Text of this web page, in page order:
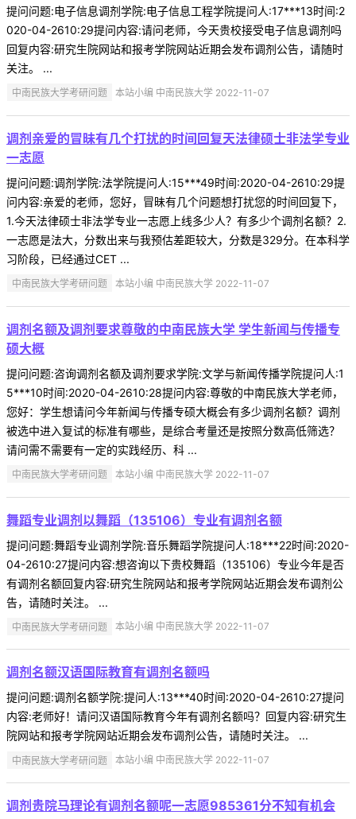
提问问题:电子信息调剂学院:电子信息工程学院提问人:17***13时间:2
020-04-2610:29提问内容:请问老师，今天贵校接受电子信息调剂吗
回复内容:研究生院网站和报考学院网站近期会发布调剂公告，请随时
关注。 ...
中南民族大学考研问题 本站小编 中南民族大学 2022-11-07
调剂亲爱的冒昧有几个打扰的时间回复天法律硕士非法学专业
一志愿
提问问题:调剂学院:法学院提问人:15***49时间:2020-04-2610:29提
问内容:亲爱的老师，您好，冒昧有几个问题想打扰您的时间回复下，
1.今天法律硕士非法学专业一志愿上线多少人？有多少个调剂名额？2.
一志愿是法大，分数出来与我预估差距较大，分数是329分。在本科学
习阶段，已经通过CET ...
中南民族大学考研问题 本站小编 中南民族大学 2022-11-07
调剂名额及调剂要求尊敬的中南民族大学 学生新闻与传播专
硕大概
提问问题:咨询调剂名额及调剂要求学院:文学与新闻传播学院提问人:1
5***10时间:2020-04-2610:28提问内容:尊敬的中南民族大学老师，
您好：学生想请问今年新闻与传播专硕大概会有多少调剂名额？调剂
被选中进入复试的标准有哪些，是综合考量还是按照分数高低筛选？
请问需不需要有一定的实践经历、科 ...
中南民族大学考研问题 本站小编 中南民族大学 2022-11-07
舞蹈专业调剂以舞蹈（135106）专业有调剂名额
提问问题:舞蹈专业调剂学院:音乐舞蹈学院提问人:18***22时间:2020-
04-2610:27提问内容:想咨询以下贵校舞蹈（135106）专业今年是否
有调剂名额回复内容:研究生院网站和报考学院网站近期会发布调剂公
告，请随时关注。 ...
中南民族大学考研问题 本站小编 中南民族大学 2022-11-07
调剂名额汉语国际教育有调剂名额吗
提问问题:调剂名额学院:提问人:13***40时间:2020-04-2610:27提问
内容:老师好！请问汉语国际教育今年有调剂名额吗？回复内容:研究生
院网站和报考学院网站近期会发布调剂公告，请随时关注。 ...
中南民族大学考研问题 本站小编 中南民族大学 2022-11-07
调剂贵院马理论有调剂名额呢一志愿985361分不知有机会